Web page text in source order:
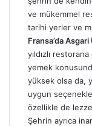
ve mükemmel
tarihi yerler ve
Fransa’da
yıldızlı
yemek
yüksek olsa da,
uygun
özellikle de
Şehrin ayrıca